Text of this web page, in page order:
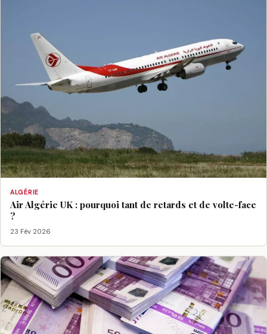
ALGÉRIE
Air Algérie UK : pourquoi tant de retards et de volte-face
?
23 Fév 2026